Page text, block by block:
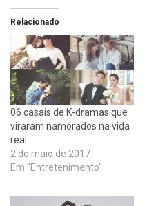
Relacionado
06 casais de K-dramas que
viraram namorados na vida
real
2 de maio de 2017
Em "Entretenimento"